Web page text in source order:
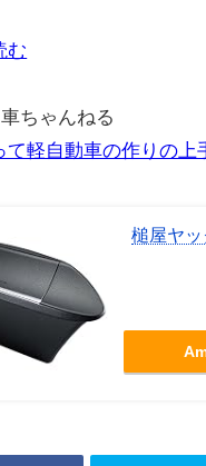
む
ちゃんねる
て軽自動車の作りの上
槌屋ヤ